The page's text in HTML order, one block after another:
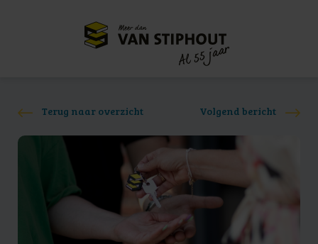
Meer dan
Al 55 jaar
Terug naar overzicht Volgend bericht